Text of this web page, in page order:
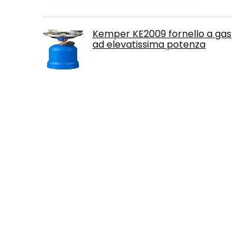
Kemper KE2009 fornello a gas
ad elevatissima potenza